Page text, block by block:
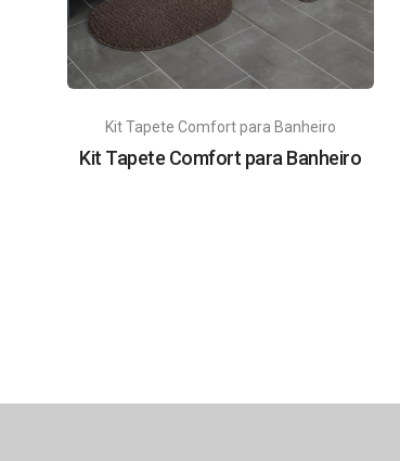
Kit Tapete Comfort para Banheiro
Kit Tapete Comfort para Banheiro